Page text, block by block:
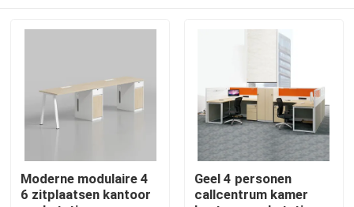
Moderne modulaire 4
6 zitplaatsen kantoor
Geel 4 personen
callcentrum kamer